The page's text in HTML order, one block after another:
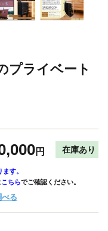
プライベート
円 在庫あり
す。
こちらでご確認ください。
べる